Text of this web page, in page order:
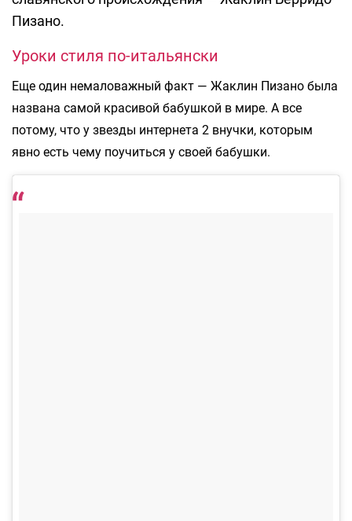
Пизано.
Уроки стиля по-итальянски
Еще один немаловажный факт — Жаклин Пизано была
названа самой красивой бабушкой в мире. А все
потому, что у звезды интернета 2 внучки, которым
явно есть чему поучиться у своей бабушки.